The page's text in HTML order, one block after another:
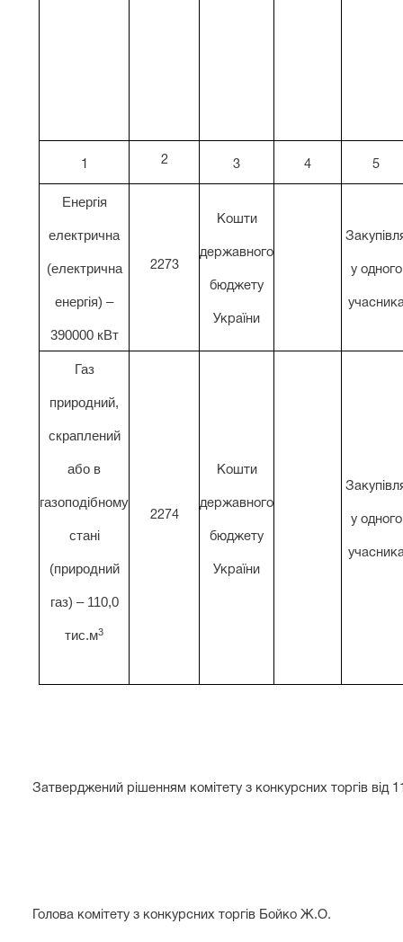
1 2 3 4 5
Енергія
електрична
(електрична
енергія) –
390000 кВт
2273
Кошти
державного
бюджету
України
у одного
Газ
природний,
скраплений
або в
газоподібному
стані
(природний
газ) – 110,0
тис.м3
2274
Кошти
державного
бюджету
України
у одного
Затверджений рішенням комітету з конкурсних торгів від
Голова комітету з конкурсних торгів Бойко Ж.О.